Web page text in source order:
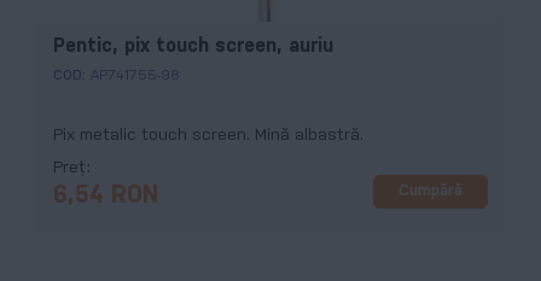
Pentic, pix touch screen, auriu
COD: AP741755-98
Pix metalic touch screen. Mină albastră.
Preț
6,54 RON Cumpără